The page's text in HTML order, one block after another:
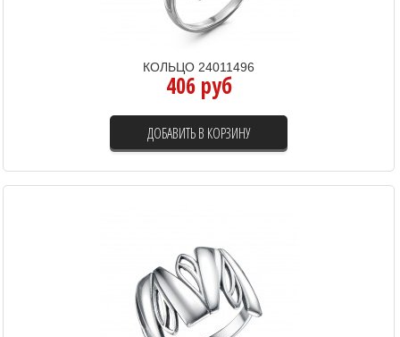
КОЛЬЦО 24011496
406 руб
ДОБАВИТЬ В КОРЗИНУ